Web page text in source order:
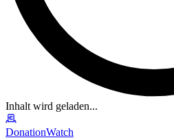
Inhalt wird geladen...
DonationWatch